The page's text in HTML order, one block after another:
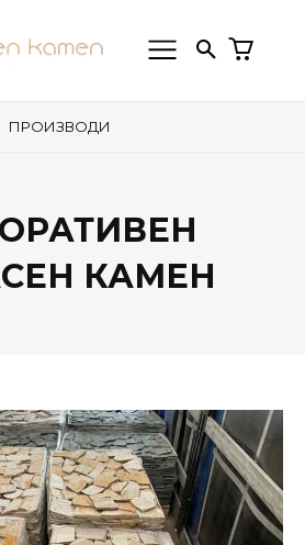
ПРОИЗВОДИ
КАМЕН